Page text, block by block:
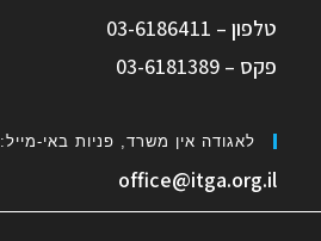
טלפון – 03-6186411
פקס – 03-6181389
לאגודה אין משרד, פניות באי-מייל:
office@itga.org.il